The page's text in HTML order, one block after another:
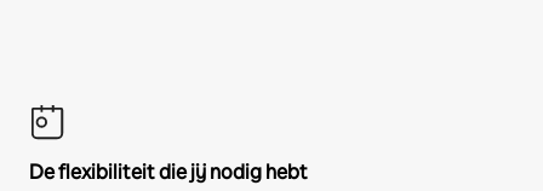
De flexibiliteit die jij nodig hebt